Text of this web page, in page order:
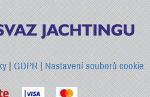
| GDPR| Nastavení souborů cookie